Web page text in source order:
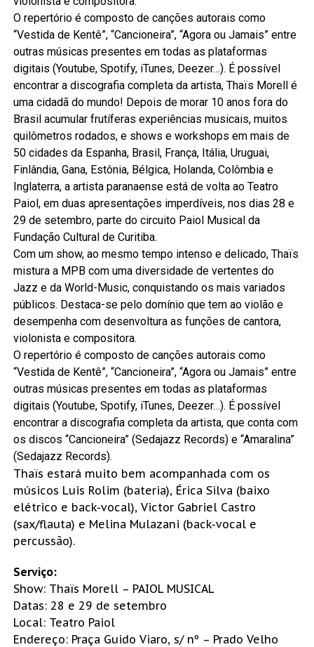
O repertório é composto de canções autorais como
“Vestida de Kentê”, “Cancioneira”, “Agora ou Jamais” entre
outras músicas presentes em todas as plataformas
digitais (Youtube, Spotify, iTunes, Deezer…). É possível
encontrar a discografia completa da artista, Thaïs Morell é
uma cidadã do mundo! Depois de morar 10 anos fora do
Brasil acumular frutíferas experiências musicais, muitos
quilômetros rodados, e shows e workshops em mais de
50 cidades da Espanha, Brasil, França, Itália, Uruguai,
Finlândia, Gana, Estônia, Bélgica, Holanda, Colômbia e
Inglaterra, a artista paranaense está de volta ao Teatro
Paiol, em duas apresentações imperdíveis, nos dias 28 e
29 de setembro, parte do circuito Paiol Musical da
Fundação Cultural de Curitiba.
Com um show, ao mesmo tempo intenso e delicado, Thaïs
mistura a MPB com uma diversidade de vertentes do
Jazz e da World-Music, conquistando os mais variados
públicos. Destaca-se pelo domínio que tem ao violão e
desempenha com desenvoltura as funções de cantora,
violonista e compositora.
O repertório é composto de canções autorais como
“Vestida de Kentê”, “Cancioneira”, “Agora ou Jamais” entre
outras músicas presentes em todas as plataformas
digitais (Youtube, Spotify, iTunes, Deezer…). É possível
encontrar a discografia completa da artista, que conta com
os discos “Cancioneira” (Sedajazz Records) e “Amaralina”
(Sedajazz Records).
Thaïs estará muito bem acompanhada com os
músicos Luis Rolim (bateria), Érica Silva (baixo
elétrico e back-vocal), Victor Gabriel Castro
(sax/flauta) e Melina Mulazani (back-vocal e
percussão).
Serviço:
Show: Thaïs Morell – PAIOL MUSICAL
Datas: 28 e 29 de setembro
Local: Teatro Paiol
Endereço: Praça Guido Viaro, s/ nº – Prado Velho